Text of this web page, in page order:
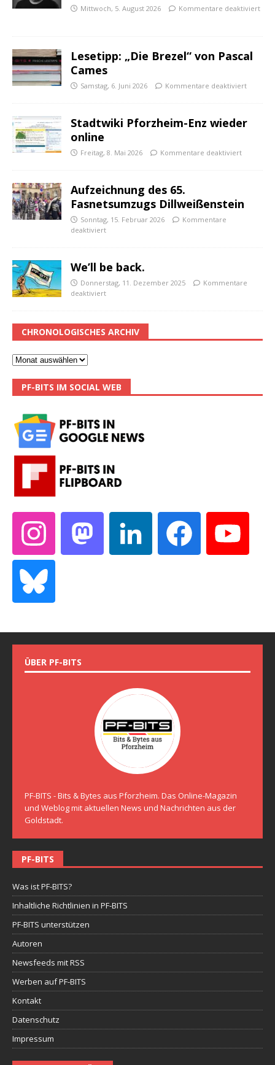
Mittwoch, 5. August 2026 Kommentare deaktiviert
Lesetipp: „Die Brezel“ von Pascal
Cames
Samstag, 6. Juni 2026 Kommentare deaktiviert
Stadtwiki Pforzheim-Enz wieder
online
Freitag, 8. Mai 2026 Kommentare deaktiviert
Aufzeichnung des 65.
Fasnetsumzugs Dillweißenstein
Sonntag, 15. Februar 2026
Kommentare
deaktiviert
We’ll be back.
Donnerstag, 11. Dezember 2025
Kommentare
deaktiviert
CHRONOLOGISCHES ARCHIV
PF-BITS IM SOCIAL WEB
ÜBER PF-BITS
PF-BITS - Bits & Bytes aus Pforzheim. Das Online-Magazin
und Weblog mit aktuellen News und Nachrichten aus der
Goldstadt.
PF-BITS
Was ist PF-BITS?
Inhaltliche Richtlinien in PF-BITS
PF-BITS unterstützen
Autoren
Newsfeeds mit RSS
Werben auf PF-BITS
Kontakt
Datenschutz
Impressum